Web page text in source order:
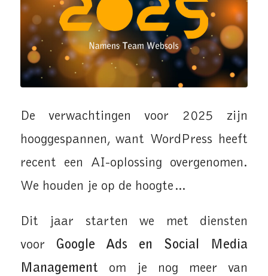
De verwachtingen voor 2025 zijn
hooggespannen, want WordPress heeft
recent een AI-oplossing overgenomen.
We houden je op de hoogte…
Dit jaar starten we met diensten
voor Google Ads en Social Media
Management om je nog meer van